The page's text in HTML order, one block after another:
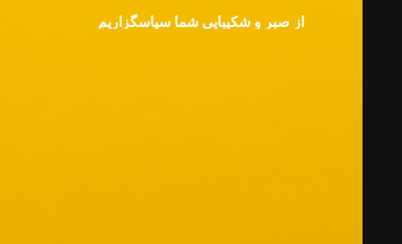
از صبر و شکیبایی شما سپاسگزاریم